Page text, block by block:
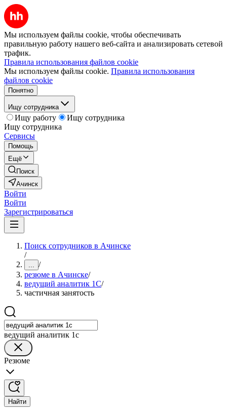
Мы используем файлы cookie, чтобы обеспечивать
правильную работу нашего веб-сайта и анализировать сетевой
трафик.
Правила использования файлов cookie
Мы используем файлы cookie. Правила использования
файлов cookie
Понятно
Ищу сотрудника
Ищу работу
Ищу сотрудника
Ищу сотрудника
Сервисы
Помощь
Ещё
Поиск
Ачинск
Войти
Войти
Зарегистрироваться
Поиск сотрудников в Ачинске
/
... /
резюме в Ачинске/
ведущий аналитик 1С/
частичная занятость
ведущий аналитик 1с
Резюме
Найти